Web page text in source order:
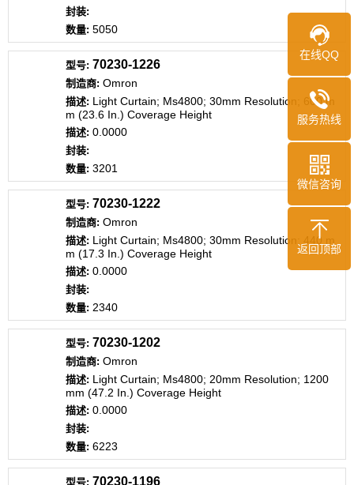
5050
70230-1226
Omron
Light Curtain; Ms4800; 30mm Resolution; 600 m
m (23.6 In.) Coverage Height
0.0000
3201
70230-1222
Omron
Light Curtain; Ms4800; 30mm Resolution; 440 m
m (17.3 In.) Coverage Height
0.0000
2340
70230-1202
Omron
Light Curtain; Ms4800; 20mm Resolution; 1200
mm (47.2 In.) Coverage Height
0.0000
6223
70230-1196
在线QQ
服务热线
微信咨询
返回顶部